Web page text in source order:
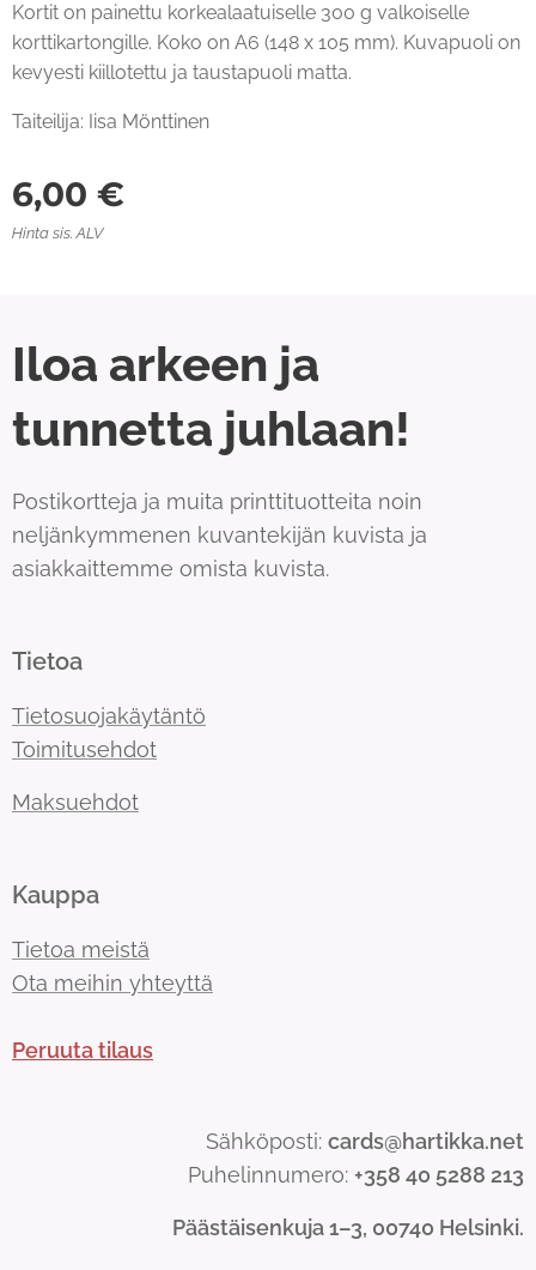
Kortit on painettu korkealaatuiselle 300 g valkoiselle
korttikartongille. Koko on A6 (148 x 105 mm). Kuvapuoli on
kevyesti kiillotettu ja taustapuoli matta.
Taiteilija: Iisa Mönttinen
6,00 €
Hinta sis. ALV
Iloa arkeen ja
tunnetta juhlaan!
Postikortteja ja muita printtituotteita noin
neljänkymmenen kuvantekijän kuvista ja
asiakkaittemme omista kuvista.
Tietoa
Tietosuojakäytäntö
Toimitusehdot
Maksuehdot
Kauppa
Tietoa meistä
Ota meihin yhteyttä
Peruuta tilaus
Sähköposti: cards@hartikka.net
Puhelinnumero: +358 40 5288 213
Päästäisenkuja 1–3, 00740 Helsinki.